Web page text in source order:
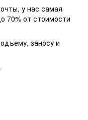
у нас самая
70% от стоимости
заносу и